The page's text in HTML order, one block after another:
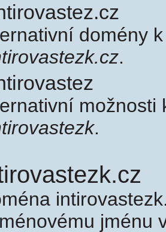
domény
.
možnosti
.
jménu